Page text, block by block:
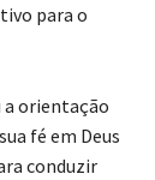
para o
a orientação
fé em Deus
conduzir